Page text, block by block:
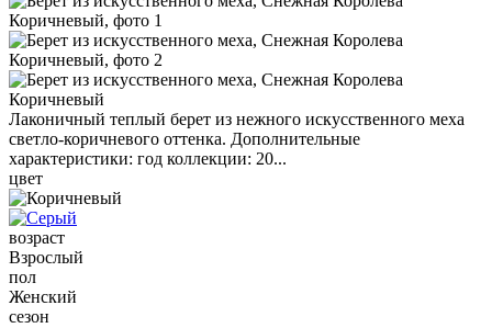
Лаконичный теплый берет из нежного искусственного меха
светло-коричневого оттенка. Дополнительные
характеристики: год коллекции: 20...
цвет
возраст
Взрослый
пол
Женский
сезон